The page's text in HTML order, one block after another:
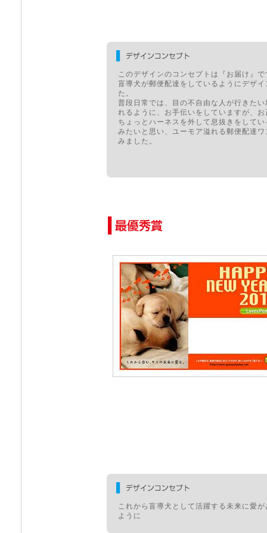
このデザインのコンセプトは『お届け』で
盲導犬が郵便配達をしているようにデザ
た。
普段日常では、目の不自由な人が行きた
れるように、お手伝いをしていますが、
ちょっとハーネスを外して息抜きをして
みたいと思い、ユーモア溢れる郵便配達
みました。
これから盲導犬として活躍する未来に愛
ように